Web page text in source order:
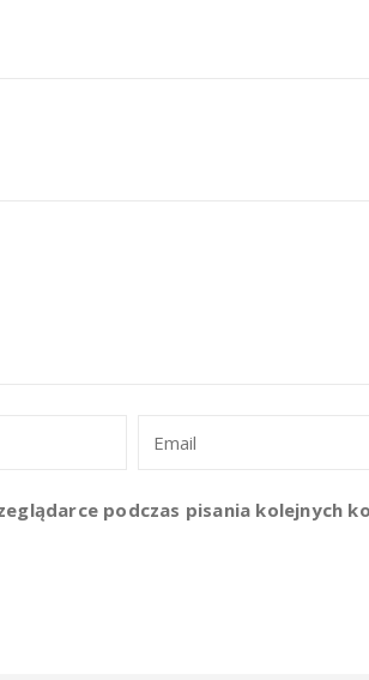
podczas pisania kolejnych